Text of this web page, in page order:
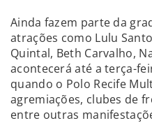
Ainda fazem parte da
atrações como Lulu
Quintal, Beth Carvalho,
acontecerá até a terça-
quando o Polo Recife
agremiações, clubes de
entre outras